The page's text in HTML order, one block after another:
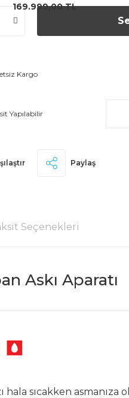
169.999,00 TL
Kargo
Yapılabilir
Paylaş
Seçenekleri
Askı Aparatı
sıcakken asmanıza